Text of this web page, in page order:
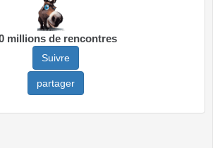
millions de rencontres
Suivre
partager